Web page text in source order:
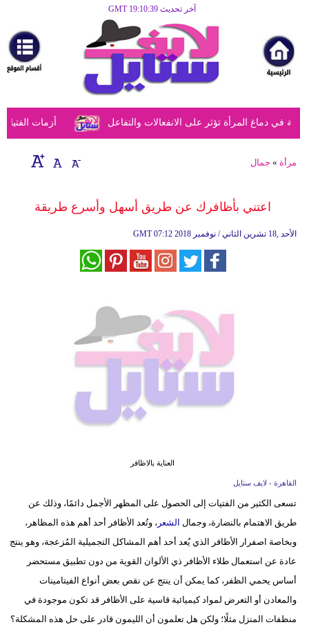
آخر تحديث GMT 19:10:39
مرأة
أزياء
أزياء
إسلامية
أزمات الفتيات دماغ المرأة تؤثر على الانفعالات والتفاعل
مرأة » جمال
اعتني بأظافرك عن طريق أسهل وأسرع طريقة
GMT 07:12 2018 الأحد ,18 تشرين الثاني / نوفمبر
العناية بالاظافر
القاهرة - لايف ستايل
تسعى الكثير من الفتيات إلى الحصول على المظهر الأجمل دائمًا، وذلك عن
طريق الاهتمام بالنضارة، وجمال الشعر ، وتُعد الأظافر أحد أهم هذه المظاهر،
وبخاصة اصفرار الأظافر الذي يُعد أحد أهم المشاكل التجميلية المُزعجة، وهو ينتج
عادة عن استعمال طلاء الأظافر ذي الألوان القوية من دون تطبيق مستحضر
أساس يحمي الظفر، كما يمكن أن ينتج عن نقص بعض أنواع الفيتامينات
والمعادن أو التعرض لمواد كيميائية قاسية على الأظافر قد تكون موجودة في
منظفات المنزل مثلًا؛ ولكن هل تعلمون أن الليمون قادر على حل هذه المشكلة؟